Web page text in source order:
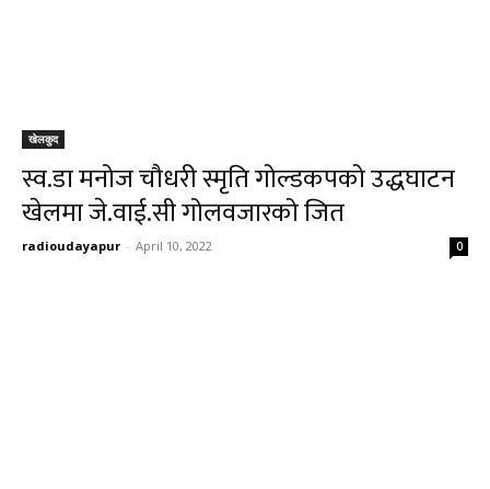
खेलकुद
स्व.डा मनोज चौधरी स्मृति गोल्डकपको उद्धघाटन
खेलमा जे.वाई.सी गोलवजारको जित
radioudayapur - April 10, 2022 0